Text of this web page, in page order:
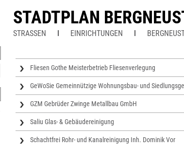
STADTPLAN
STRASSEN EINRICHTUNGEN
Fliesen Gothe Meisterbetrieb Fliesenverlegung
GeWoSie Gemeinnützige Wohnungsbau- und
GZM Gebrüder Zwinge Metallbau GmbH
Saliu Glas- & Gebäudereinigung
Schachtfrei Rohr- und Kanalreinigung Inh. Dominik Vor